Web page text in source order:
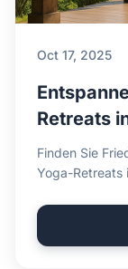
Oct 17, 2025
Retreats
Finden Sie
Yoga-Retreats